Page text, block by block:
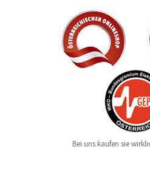
Bei uns kaufen sie